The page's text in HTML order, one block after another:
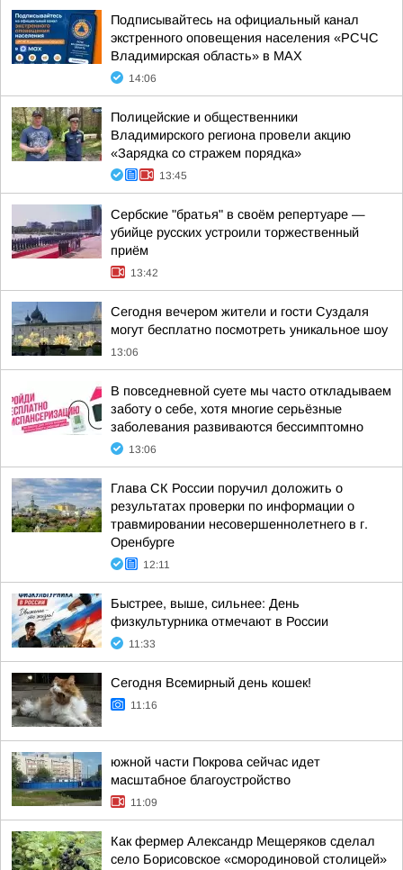
Подписывайтесь на официальный канал
экстренного оповещения населения «РСЧС
Владимирская область» в МАХ
14:06
Полицейские и общественники
Владимирского региона провели акцию
«Зарядка со стражем порядка»
13:45
Сербские "братья" в своём репертуаре —
убийце русских устроили торжественный
приём
13:42
Сегодня вечером жители и гости Суздаля
могут бесплатно посмотреть уникальное шоу
13:06
В повседневной суете мы часто откладываем
заботу о себе, хотя многие серьёзные
заболевания развиваются бессимптомно
13:06
Глава СК России поручил доложить о
результатах проверки по информации о
травмировании несовершеннолетнего в г.
Оренбурге
12:11
Быстрее, выше, сильнее: День
физкультурника отмечают в России
11:33
Сегодня Всемирный день кошек!
11:16
южной части Покрова сейчас идет
масштабное благоустройство
11:09
Как фермер Александр Мещеряков сделал
село Борисовское «смородиновой столицей»